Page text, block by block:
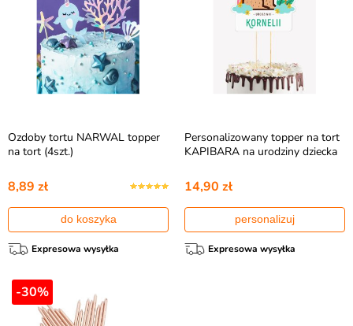
Ozdoby tortu NARWAL topper
na tort (4szt.)
8,89 zł
do koszyka
Expresowa wysyłka
Personalizowany topper na tort
KAPIBARA na urodziny dziecka
14,90 zł
personalizuj
Expresowa wysyłka
-30%